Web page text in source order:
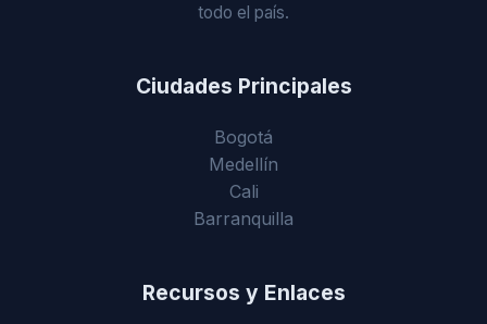
todo el país.
Ciudades Principales
Bogotá
Medellín
Cali
Barranquilla
Recursos y Enlaces